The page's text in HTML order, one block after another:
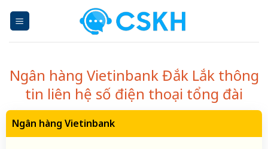
Ngân hàng Vietinbank Đắk Lắk thông
tin liên hệ số điện thoại tổng đài
Ngân hàng Vietinbank